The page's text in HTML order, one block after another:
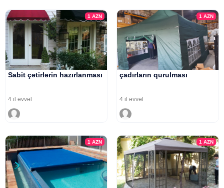
1AZN
Sabit çətirlərin hazırlanması
4 il əvvəl
1 AZN
çadırların qurulması
4 il əvvəl
1AZN 1 AZN